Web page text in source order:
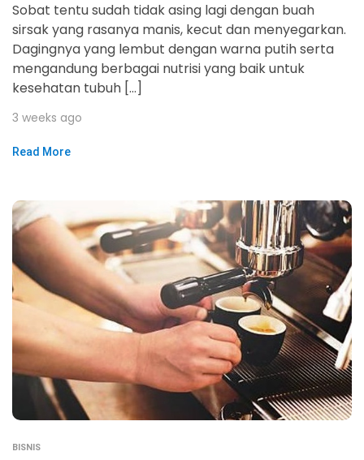
Sobat tentu sudah tidak asing lagi dengan buah
sirsak yang rasanya manis, kecut dan menyegarkan.
Dagingnya yang lembut dengan warna putih serta
mengandung berbagai nutrisi yang baik untuk
kesehatan tubuh […]
3 weeks ago
Read More
BISNIS